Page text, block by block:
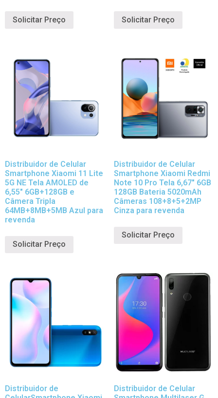
Solicitar Preço Solicitar Preço
Distribuidor de Celular
Smartphone Xiaomi 11 Lite
5G NE Tela AMOLED de
6,55″ 6GB+128GB e
Câmera Tripla
64MB+8MB+5MB Azul para
revenda
Solicitar Preço
Distribuidor de Celular
Smartphone Xiaomi Redmi
Note 10 Pro Tela 6,67″ 6GB
128GB Bateria 5020mAh
Câmeras 108+8+5+2MP
Cinza para revenda
Solicitar Preço
Distribuidor de
Distribuidor de Celular